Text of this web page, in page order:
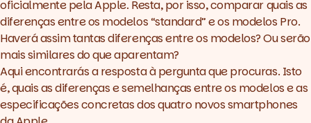
oficialmente pela Apple. Resta, por isso, comparar quais as
diferenças entre os modelos “standard” e os modelos Pro.
Haverá assim tantas diferenças entre os modelos? Ou serão
mais similares do que aparentam?
Aqui encontrarás a resposta à pergunta que procuras. Isto
é, quais as diferenças e semelhanças entre os modelos e as
especificações concretas dos quatro novos smartphones